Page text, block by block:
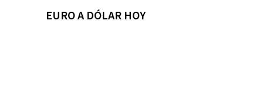
EURO A DÓLAR HOY